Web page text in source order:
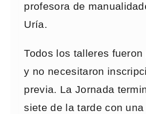
profesora de
Uría.
Todos los talleres fueron
y no necesitaron
previa. La Jornada
siete de la tarde con una